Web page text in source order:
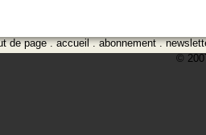
de page.accueil.abonnement.
©